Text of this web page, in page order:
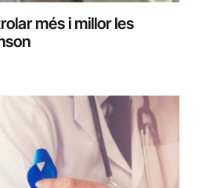
més i millor les